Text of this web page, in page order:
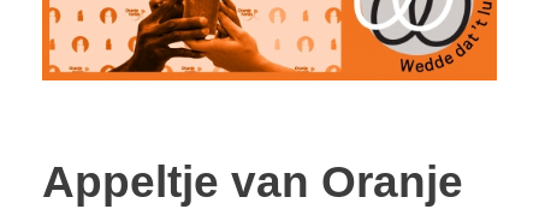
Appeltje van Oranje